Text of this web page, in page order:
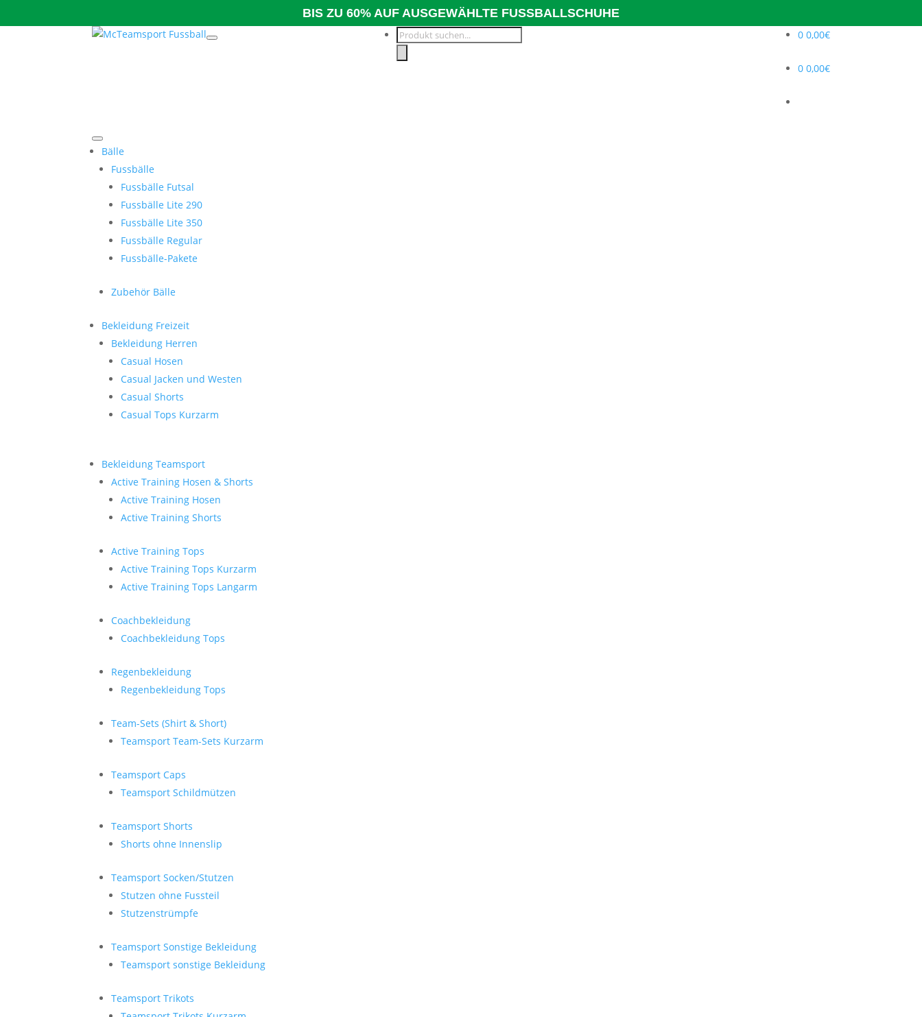
BIS ZU 60% AUF AUSGEWÄHLTE FUSSBALLSCHUHE
Products
0 0,00€
0 0,00€
Bälle
Fussbälle
Fussbälle Futsal
Fussbälle Lite 290
Fussbälle Lite 350
Fussbälle Regular
Fussbälle-Pakete
Zubehör Bälle
Bekleidung Freizeit
Bekleidung Herren
Casual Hosen
Casual Jacken und Westen
Casual Shorts
Casual Tops Kurzarm
Bekleidung Teamsport
Active Training Hosen & Shorts
Active Training Hosen
Active Training Shorts
Active Training Tops
Active Training Tops Kurzarm
Active Training Tops Langarm
Coachbekleidung
Coachbekleidung Tops
Regenbekleidung
Regenbekleidung Tops
Team-Sets (Shirt & Short)
Teamsport Team-Sets Kurzarm
Teamsport Caps
Teamsport Schildmützen
Teamsport Shorts
Shorts ohne Innenslip
Teamsport Socken/Stutzen
Stutzen ohne Fussteil
Stutzenstrümpfe
Teamsport Sonstige Bekleidung
Teamsport sonstige Bekleidung
Teamsport Trikots